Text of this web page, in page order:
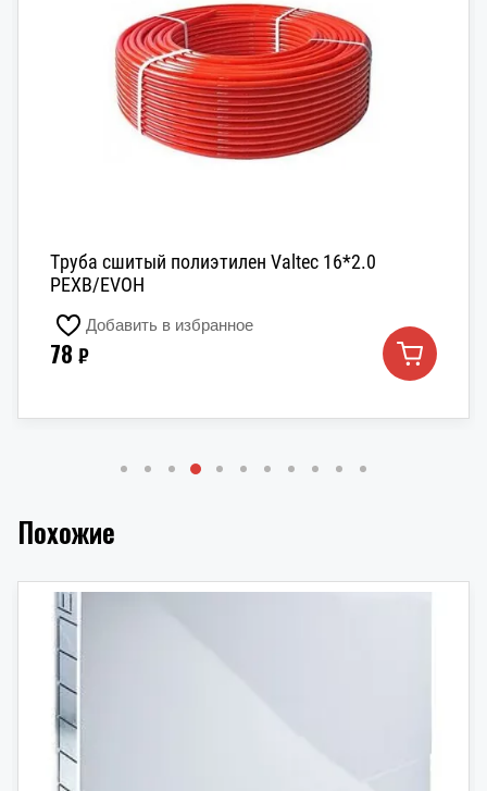
Труба сшитый полиэтилен Valtec 16*2.0
PEXB/EVOH
Добавить в избранное
78 ₽
Похожие